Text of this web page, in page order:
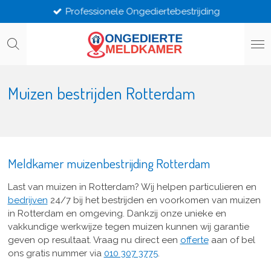
direct
naar
Professionele Ongediertebestrijding
Muizen bestrijden Rotterdam
Meldkamer muizenbestrijding Rotterdam
Last van muizen in Rotterdam? Wij helpen particulieren en
bedrijven 24/7 bij het bestrijden en voorkomen van muizen
in Rotterdam en omgeving. Dankzij onze unieke en
vakkundige werkwijze tegen muizen kunnen wij garantie
geven op resultaat. Vraag nu direct een offerteaan of bel
ons gratis nummer via 010 307 3775.